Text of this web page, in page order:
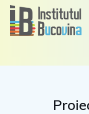
Skip
content